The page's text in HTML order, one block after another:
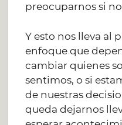
preocuparnos si
Y esto nos lleva al
enfoque que
cambiar quienes
sentimos, o si
de nuestras
queda dejarnos